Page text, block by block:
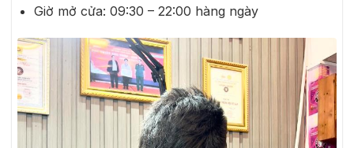
Giờ mở cửa: 09:30 – 22:00 hàng ngày